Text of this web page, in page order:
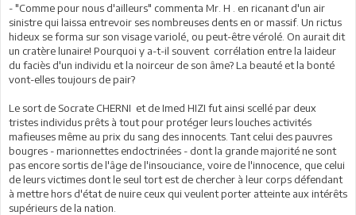
- "Comme pour nous d'ailleurs" commenta Mr. H . en ricanant d'un air
sinistre qui laissa entrevoir ses nombreuses dents en or massif. Un rictus
hideux se forma sur son visage variolé, ou peut-être vérolé. On aurait dit
un cratère lunaire! Pourquoi y a-t-il souvent corrélation entre la laideur
du faciès d'un individu et la noirceur de son âme? La beauté et la bonté
vont-elles toujours de pair?
Le sort de Socrate CHERNI et de Imed HIZI fut ainsi scellé par deux
tristes individus prêts à tout pour protéger leurs louches activités
mafieuses même au prix du sang des innocents. Tant celui des pauvres
bougres - marionnettes endoctrinées - dont la grande majorité ne sont
pas encore sortis de l'âge de l'insouciance, voire de l'innocence, que celui
de leurs victimes dont le seul tort est de chercher à leur corps défendant
à mettre hors d'état de nuire ceux qui veulent porter atteinte aux intérêts
supérieurs de la nation.